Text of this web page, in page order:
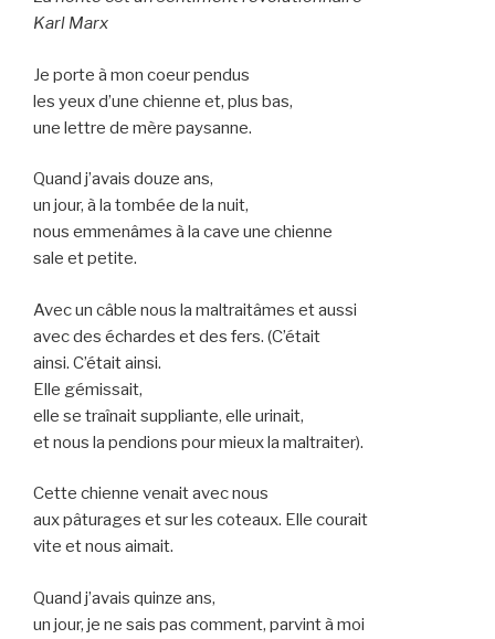
Karl Marx
Je porte à mon coeur pendus
les yeux d’une chienne et, plus bas,
une lettre de mère paysanne.
Quand j’avais douze ans,
un jour, à la tombée de la nuit,
nous emmenâmes à la cave une chienne
sale et petite.
Avec un câble nous la maltraitâmes et aussi
avec des échardes et des fers. (C’était
ainsi. C’était ainsi.
Elle gémissait,
elle se traînait suppliante, elle urinait,
et nous la pendions pour mieux la maltraiter).
Cette chienne venait avec nous
aux pâturages et sur les coteaux. Elle courait
vite et nous aimait.
Quand j’avais quinze ans,
un jour, je ne sais pas comment, parvint à moi